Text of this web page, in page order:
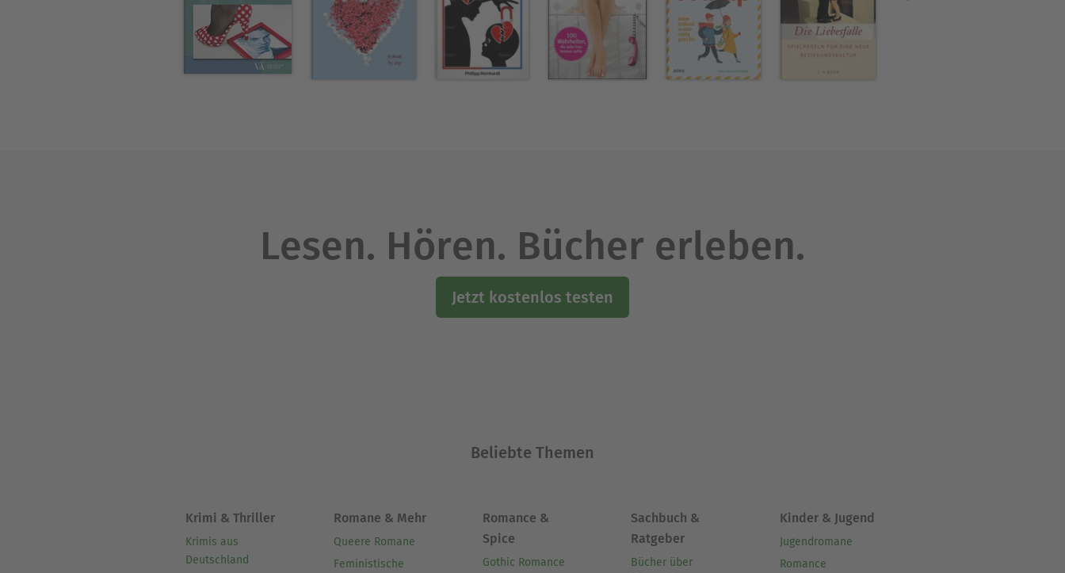
Einsatz ihrer Mentaltechnik veröffentlicht: "Ändere nicht deinen Partner, ändere dich selbst" (mvg) und "4
Schritte zur Gelassenheit" (GU). Sie berät und coacht Einzelpersonen und Unternehmen. Darüber hinaus
hält sie Vorträge und Lesungen wie zum Beispiel „Change-Management mit Herz und Biophysik“ oder „Das
Lesen. Hören. Bücher erleben.
Jetzt kostenlos testen
Beliebte Themen
Krimi & Thriller
Krimis aus
Deutschland
Romane & Mehr
Queere Romane
Feministische
Romance &
Spice
Gothic Romance
Sachbuch &
Ratgeber
Bücher über
Kinder & Jugend
Jugendromane
Romance